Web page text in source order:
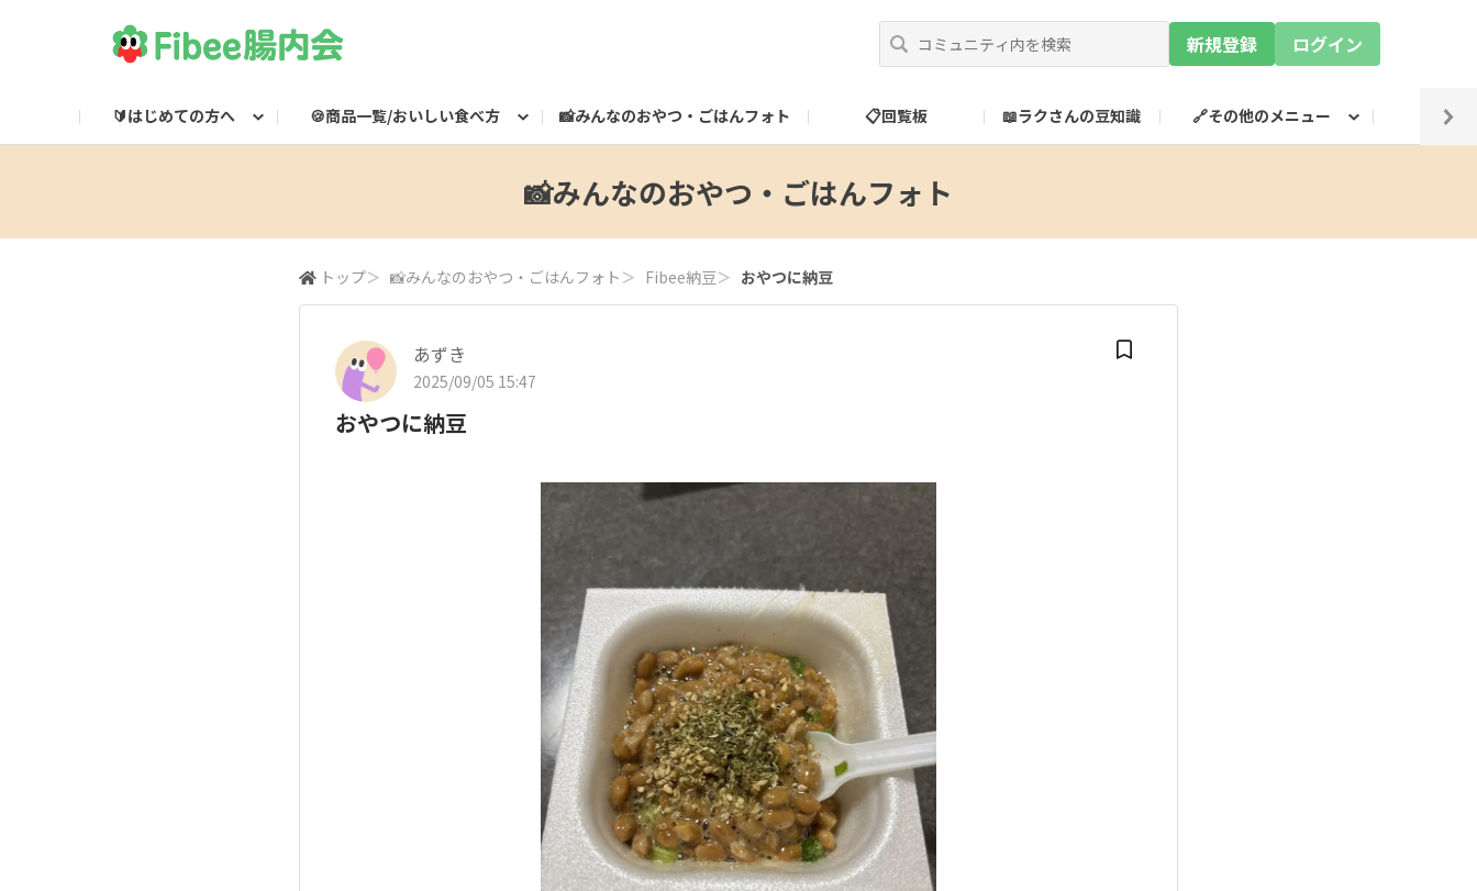
新規登録 ログイン
🔰はじめての方へ 🍪商品一覧/おいしい食べ方 📸みんなのおやつ・ごはんフォト 📋回覧板 📖ラクさんの豆知識 🔗その他のメニュー
📸みんなのおやつ・ごはんフォト
トップ＞ 📸みんなのおやつ・ごはんフォト ＞ Fibee納豆＞ おやつに納豆
あずき
2025/09/05 15:47
おやつに納豆